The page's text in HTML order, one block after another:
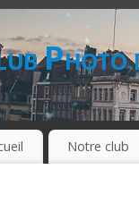
Photo
Notre club